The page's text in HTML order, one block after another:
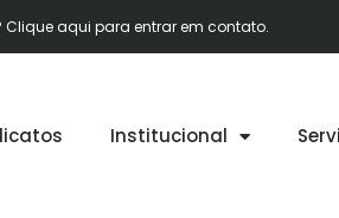
Clique aqui para entrar em contato.
Institucional